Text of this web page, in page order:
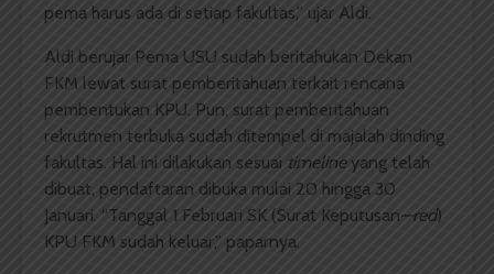
pema harus ada di setiap fakultas,” ujar Aldi.
Aldi berujar Pema USU sudah beritahukan Dekan
FKM lewat surat pemberitahuan terkait rencana
pembentukan KPU. Pun, surat pemberitahuan
rekrutmen terbuka sudah ditempel di majalah dinding
fakultas. Hal ini dilakukan sesuai timelineyang telah
dibuat, pendaftaran dibuka mulai 20 hingga 30
Januari. “Tanggal 1 Februari SK (Surat Keputusan—red)
KPU FKM sudah keluar,” paparnya.